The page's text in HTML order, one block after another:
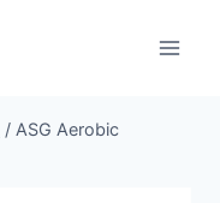
/ ASG Aerobic